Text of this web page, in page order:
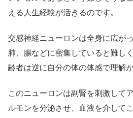
える人生経験が活きるのです。
交感神経ニューロンは全身に広が
肺、腸などに密集していると難し
齢者は逆に自分の体の体感で理解
このニューロンは副腎を刺激して
ルモンを分泌させ、血液を介して